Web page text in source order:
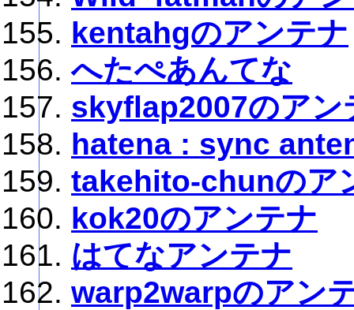
kentahgのアンテナ
へたぺあんてな
skyflap2007のアン
hatena : sync
takehito-chunのア
kok20のアンテナ
はてなアンテナ
warp2warpのアン